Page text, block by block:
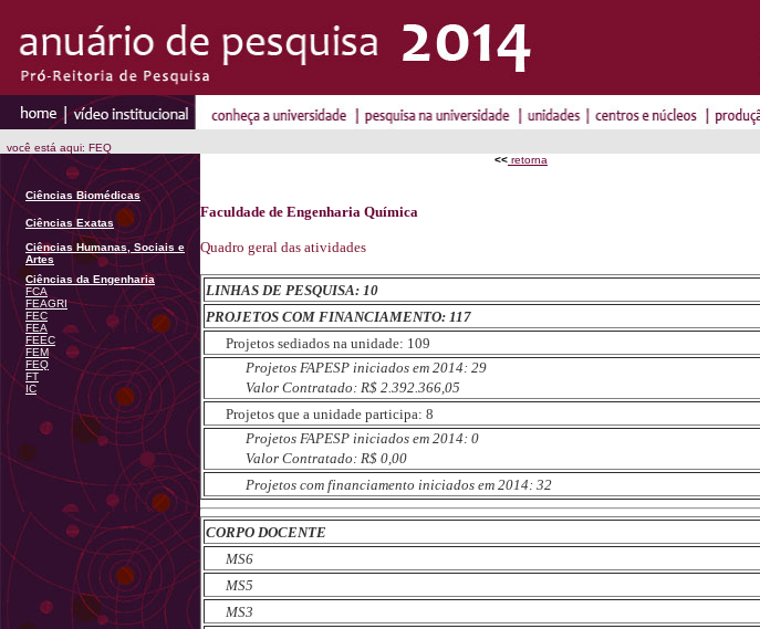
você está aqui: FEQ
Ciências Biomédicas
Ciências Exatas
Ciências Humanas, Sociais e
Artes
Ciências da Engenharia
FCA
FEAGRI
FEC
FEA
FEEC
FEM
FEQ
FT
IC
<< retorna
Faculdade de Engenharia Química
Quadro geral das atividades
LINHAS DE PESQUISA: 10
PROJETOS COM FINANCIAMENTO: 117
Projetos sediados na unidade: 109
Projetos FAPESP iniciados em 2014: 29
Valor Contratado: R$ 2.392.366,05
Projetos que a unidade participa: 8
Projetos FAPESP iniciados em 2014: 0
Valor Contratado: R$ 0,00
Projetos com financiamento iniciados em 2014: 32
CORPO DOCENTE
MS6
MS5
MS3